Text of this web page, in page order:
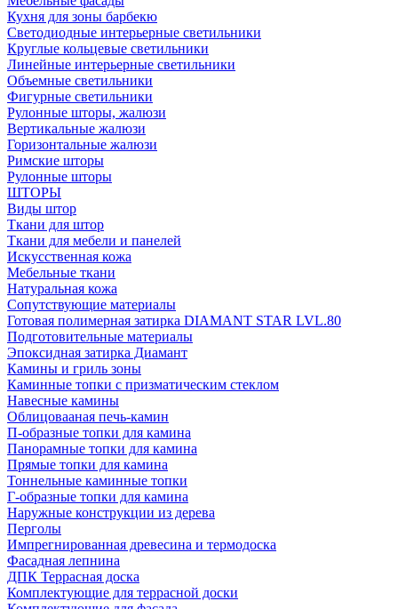
Кухня для зоны барбекю
Светодиодные интерьерные светильники
Круглые кольцевые светильники
Линейные интерьерные светильники
Объемные светильники
Фигурные светильники
Рулонные шторы, жалюзи
Вертикальные жалюзи
Горизонтальные жалюзи
Римские шторы
Рулонные шторы
ШТОРЫ
Виды штор
Ткани для штор
Ткани для мебели и панелей
Искусственная кожа
Мебельные ткани
Натуральная кожа
Сопутствующие материалы
Готовая полимерная затирка DIAMANT STAR LVL.80
Подготовительные материалы
Эпоксидная затирка Диамант
Камины и гриль зоны
Каминные топки с призматическим стеклом
Навесные камины
Облицовааная печь-камин
П-образные топки для камина
Панорамные топки для камина
Прямые топки для камина
Тоннельные каминные топки
Г-образные топки для камина
Наружные конструкции из дерева
Перголы
Импрегнированная древесина и термодоска
Фасадная лепнина
ДПК Террасная доска
Комплектующие для террасной доски